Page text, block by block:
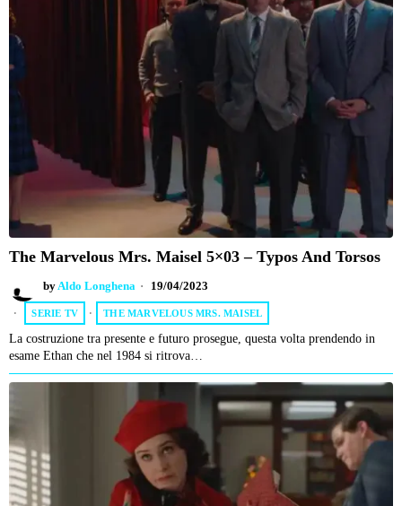
The Marvelous Mrs. Maisel 5×03 – Typos And Torsos
byAldo Longhena 19/04/2023
SERIE TV · THE MARVELOUS MRS. MAISEL
La costruzione tra presente e futuro prosegue, questa volta prendendo in
esame Ethan che nel 1984 si ritrova…